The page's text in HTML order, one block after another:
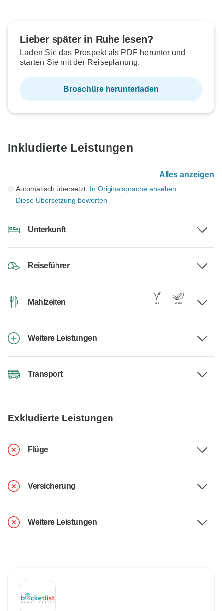
Lieber später in Ruhe lesen?
Laden Sie das Prospekt als PDF herunter und
starten Sie mit der Reiseplanung.
Broschüre herunterladen
Inkludierte Leistungen
Alles anzeigen
Automatisch übersetzt. In Originalsprache ansehen
Diese Übersetzung bewerten
Unterkunft
Reiseführer
Mahlzeiten
Weitere Leistungen
Transport
Exkludierte Leistungen
Flüge
Versicherung
Weitere Leistungen